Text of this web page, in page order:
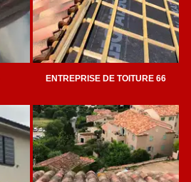
ENTREPRISE DE TOITURE 66